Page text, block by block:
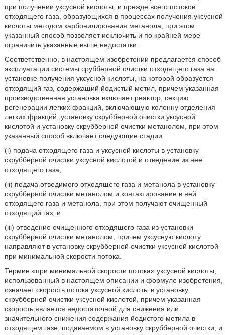
при получении уксусной кислоты, и прежде всего потоков
отходящего газа, образующихся в процессах получения уксусной
кислоты методом карбонилирования метанола, при этом
указанный способ позволяет исключить и по крайней мере
ограничить указанные выше недостатки.
Соответственно, в настоящем изобретении предлагается способ
эксплуатации системы срубберной очистки отходящего газа на
установке получения уксусной кислоты, на которой образуется
отходящий газ, содержащий йодистый метил, причем указанная
производственная установка включает реактор, секцию
регенерации легких фракций, включающую колонну отделения
легких фракций, установку скрубберной очистки уксусной
кислотой и установку скрубберной очистки метанолом, при этом
указанный способ включает следующие стадии:
(i) подача отходящего газа и уксусной кислоты в установку
скрубберной очистки уксусной кислотой и отведение из нее
отходящего газа,
(ii) подача отводимого отходящего газа и метанола в установку
скрубберной очистки метанолом и контактирование в ней
отходящего газа и метанола, при этом получают очищенный
отходящий газ, и
(iii) отведение очищенного отходящего газа из установки
скрубберной очистки метанолом, причем уксусную кислоту
направляют в установку скрубберной очистки уксусной кислотой
при минимальной скорости потока.
Термин «при минимальной скорости потока» уксусной кислоты,
использованный в настоящем описании и формуле изобретения,
означает скорость потока уксусной кислоты в установку
скрубберной очистки уксусной кислотой, причем указанная
скорость является недостаточной для снижения или
значительного снижения содержания йодистого метила в
отходящем газе, подаваемом в установку скрубберной очистки, и